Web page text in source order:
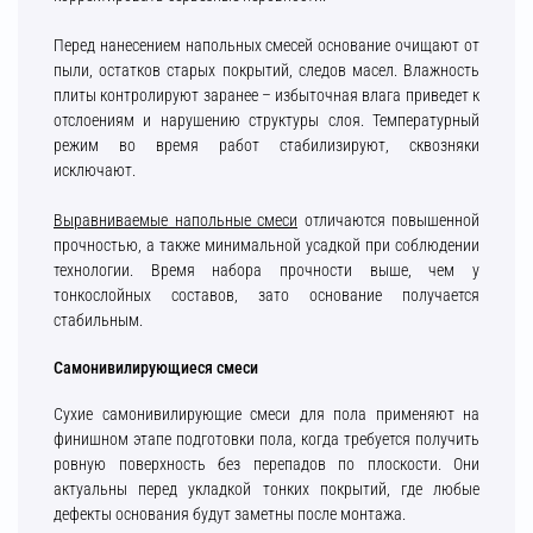
Перед нанесением напольных смесей основание очищают от
пыли, остатков старых покрытий, следов масел. Влажность
плиты контролируют заранее – избыточная влага приведет к
отслоениям и нарушению структуры слоя. Температурный
режим во время работ стабилизируют, сквозняки
исключают.
Выравниваемые напольные смеси отличаются повышенной
прочностью, а также минимальной усадкой при соблюдении
технологии. Время набора прочности выше, чем у
тонкослойных составов, зато основание получается
стабильным.
Самонивилирующиеся смеси
Сухие самонивилирующие смеси для пола применяют на
финишном этапе подготовки пола, когда требуется получить
ровную поверхность без перепадов по плоскости. Они
актуальны перед укладкой тонких покрытий, где любые
дефекты основания будут заметны после монтажа.